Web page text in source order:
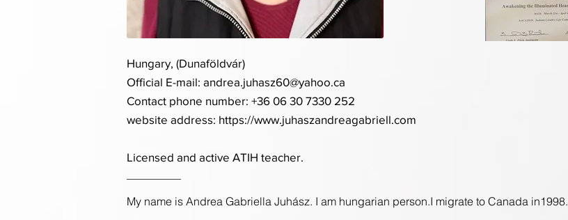
Hungary, (Dunaföldvár)
Official E-mail: andrea.juhasz60@yahoo.ca
Contact phone number: +36 06 30 7330 252
website address: https://www.juhaszandreagabriell.com
Licensed and active ATIH teacher.
My name is Andrea Gabriella Juhász. I am hungarian person.I migrate to Canada in1998.